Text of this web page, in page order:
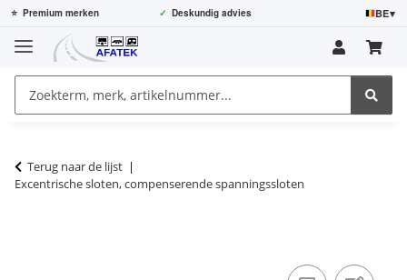
⭐ Premium merken ✓ Deskundig advies BE▾
Terug naar de lijst
Excentrische sloten, compenserende spanningssloten